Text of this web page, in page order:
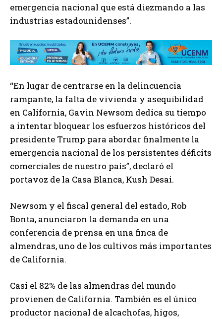
emergencia nacional que está diezmando a las
industrias estadounidenses”.
“En lugar de centrarse en la delincuencia
rampante, la falta de vivienda y asequibilidad
en California, Gavin Newsom dedica su tiempo
a intentar bloquear los esfuerzos históricos del
presidente Trump para abordar finalmente la
emergencia nacional de los persistentes déficits
comerciales de nuestro país”, declaró el
portavoz de la Casa Blanca, Kush Desai.
Newsom y el fiscal general del estado, Rob
Bonta, anunciaron la demanda en una
conferencia de prensa en una finca de
almendras, uno de los cultivos más importantes
de California.
Casi el 82% de las almendras del mundo
provienen de California. También es el único
productor nacional de alcachofas, higos,